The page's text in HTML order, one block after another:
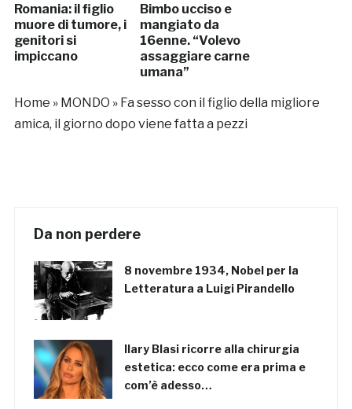
Romania: il figlio
muore di tumore, i
genitori si
impiccano
Bimbo ucciso e
mangiato da
16enne. “Volevo
assaggiare carne
umana”
Home » MONDO » Fa sesso con il figlio della migliore
amica, il giorno dopo viene fatta a pezzi
Da non perdere
8 novembre 1934, Nobel per la
Letteratura a Luigi Pirandello
Ilary Blasi ricorre alla chirurgia
estetica: ecco come era prima e
com’è adesso…